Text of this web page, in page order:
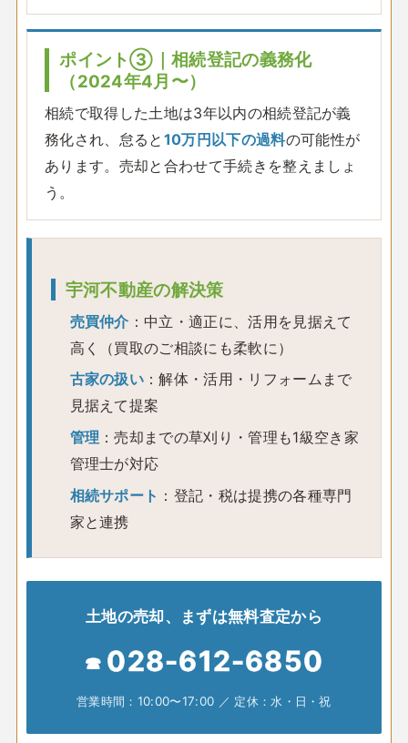
ポイント③｜相続登記の義務化
（2024年4月〜）
相続で取得した土地は3年以内の相続登記が義
務化され、怠ると 10万円以下の過料の可能性が
あります。売却と合わせて手続きを整えましょ
う。
宇河不動産の解決策
売買仲介 ：中立・適正に、活用を見据えて
高く（買取のご相談にも柔軟に）
古家の扱い ：解体・活用・リフォームまで
見据えて提案
管理 ：売却までの草刈り・管理も1級空き家
管理士が対応
相続サポート ：登記・税は提携の各種専門
家と連携
土地の売却、まずは無料査定から
028-612-6850
営業時間：10:00〜17:00 ／ 定休：水・日・祝